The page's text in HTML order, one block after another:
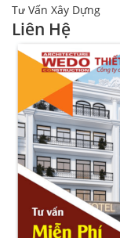
Tư Vấn Xây Dựng
Liên Hệ